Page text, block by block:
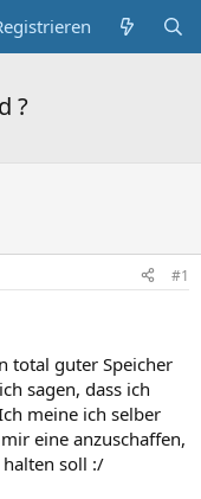
?
#1
total guter Speicher
sagen, dass ich
meine ich selber
eine anzuschaffen,
soll :/